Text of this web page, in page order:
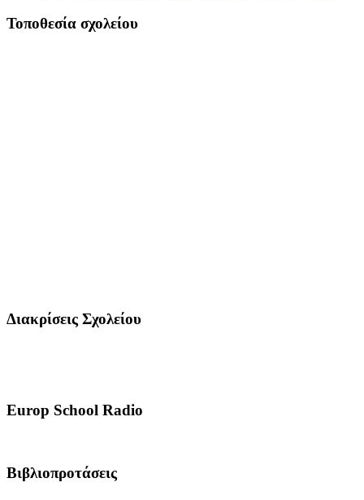
Τοποθεσία σχολείου
Διακρίσεις Σχολείου
Europ School Radio
Βιβλιοπροτάσεις